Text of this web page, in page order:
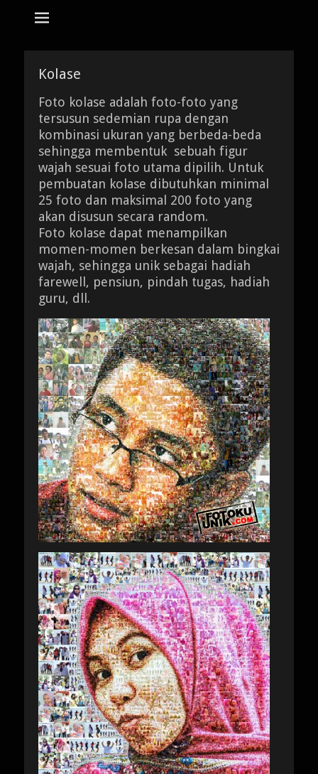
Kolase
Foto kolase adalah foto-foto yang
tersusun sedemian rupa dengan
kombinasi ukuran yang berbeda-beda
sehingga membentuk sebuah figur
wajah sesuai foto utama dipilih. Untuk
pembuatan kolase dibutuhkan minimal
25 foto dan maksimal 200 foto yang
akan disusun secara random.
Foto kolase dapat menampilkan
momen-momen berkesan dalam bingkai
wajah, sehingga unik sebagai hadiah
farewell, pensiun, pindah tugas, hadiah
guru, dll.